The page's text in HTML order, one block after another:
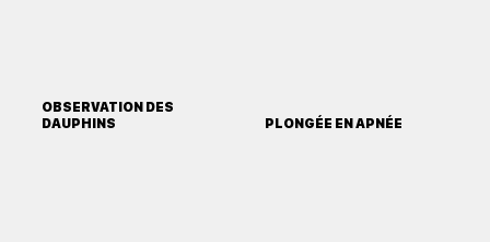
OBSERVATION DES
DAUPHINS
PLONGÉE EN APNÉE